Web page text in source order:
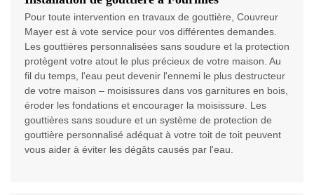
Pour toute intervention en travaux de gouttière, Couvreur
Mayer est à vote service pour vos différentes demandes.
Les gouttières personnalisées sans soudure et la protection
protègent votre atout le plus précieux de votre maison. Au
fil du temps, l'eau peut devenir l'ennemi le plus destructeur
de votre maison – moisissures dans vos garnitures en bois,
éroder les fondations et encourager la moisissure. Les
gouttières sans soudure et un système de protection de
gouttière personnalisé adéquat à votre toit de toit peuvent
vous aider à éviter les dégâts causés par l'eau.